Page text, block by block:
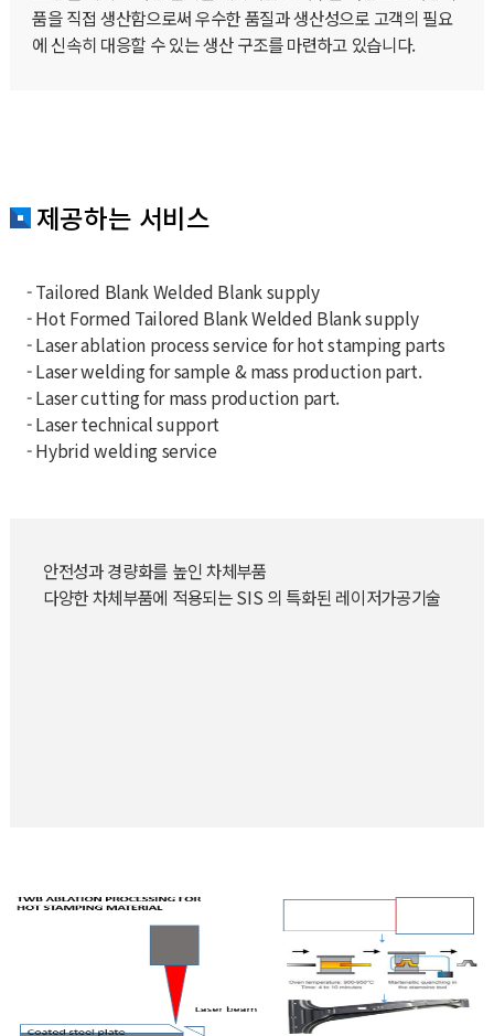
품을 직접 생산함으로써 우수한 품질과 생산성으로 고객의 필요
에 신속히 대응할 수 있는 생산 구조를 마련하고 있습니다.
제공하는 서비스
- Tailored Blank Welded Blank supply
- Hot Formed Tailored Blank Welded Blank supply
- Laser ablation process service for hot stamping parts
- Laser welding for sample & mass production part.
- Laser cutting for mass production part.
- Laser technical support
- Hybrid welding service
안전성과 경량화를 높인 차체부품
다양한 차체부품에 적용되는 SIS 의 특화된 레이저가공기술